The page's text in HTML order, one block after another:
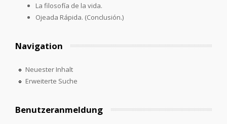
La filosofía de la vida.
Ojeada Rápida. (Conclusión.)
Navigation
Neuester Inhalt
Erweiterte Suche
Benutzeranmeldung